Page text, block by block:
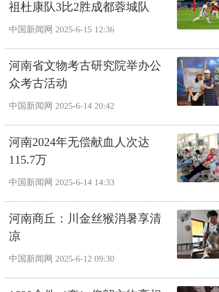
祖杜康队3比2胜成都蓉城队
中国新闻网 2025-6-15 12:36
河南省文物考古研究院举办公
众考古活动
中国新闻网 2025-6-14 20:42
河南2024年无偿献血人次达
115.7万
中国新闻网 2025-6-14 14:33
河南商丘：川金丝猴消暑享清
凉
中国新闻网 2025-6-12 09:30